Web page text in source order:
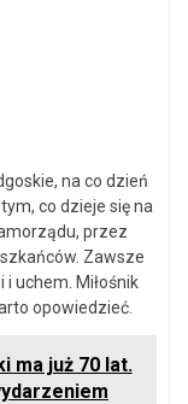
na co dzień
co dzieje się na
przez
Zawsze
uchem. Miłośnik
opowiedzieć.
ma już 70 lat.